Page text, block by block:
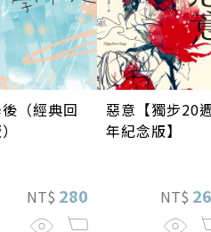
（經典回
NT$ 280
惡意【獨步20
年紀念版】
NT$